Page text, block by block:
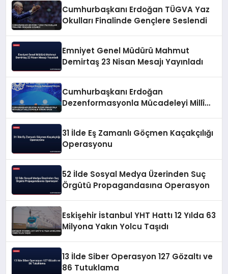
Cumhurbaşkanı Erdoğan TÜGVA Yaz
Okulları Finalinde Gençlere Seslendi
Emniyet Genel Müdürü Mahmut
Demirtaş 23 Nisan Mesajı Yayınladı
Cumhurbaşkanı Erdoğan
Dezenformasyonla Mücadeleyi Millî
31 İlde Eş Zamanlı Göçmen Kaçakçılığı
Operasyonu
52 İlde Sosyal Medya Üzerinden Suç
Örgütü Propagandasına Operasyon
Eskişehir İstanbul YHT Hattı 12 Yılda 63
Milyona Yakın Yolcu Taşıdı
13 İlde Siber Operasyon 127 Gözaltı ve
86 Tutuklama